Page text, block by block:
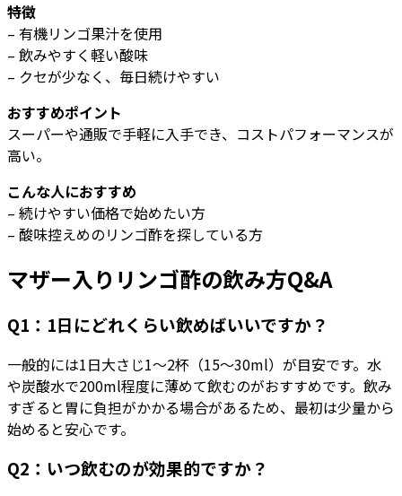
特徴
– 有機リンゴ果汁を使用
– 飲みやすく軽い酸味
– クセが少なく、毎日続けやすい
おすすめポイント
スーパーや通販で手軽に入手でき、コストパフォーマンスが
高い。
こんな人におすすめ
– 続けやすい価格で始めたい方
– 酸味控えめのリンゴ酢を探している方
マザー入りリンゴ酢の飲み方Q&A
Q1：1日にどれくらい飲めばいいですか？
一般的には1日大さじ1〜2杯（15〜30ml）が目安です。水
や炭酸水で200ml程度に薄めて飲むのがおすすめです。飲み
すぎると胃に負担がかかる場合があるため、最初は少量から
始めると安心です。
Q2：いつ飲むのが効果的ですか？